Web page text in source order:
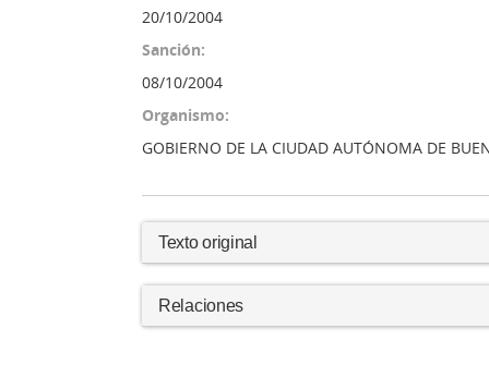
20/10/2004
Sanción:
08/10/2004
Organismo:
GOBIERNO DE LA CIUDAD AUTÓNOMA DE
Texto original
Relaciones